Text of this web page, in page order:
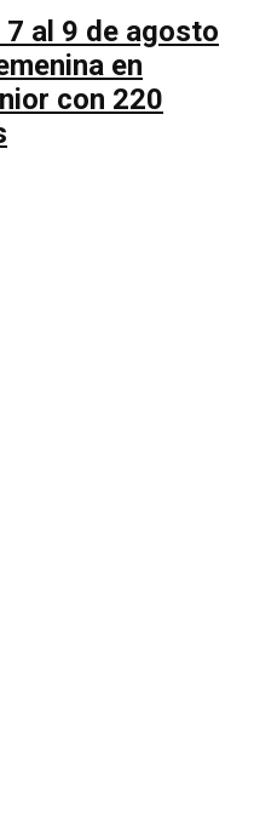
al 9 de agosto
en
con 220